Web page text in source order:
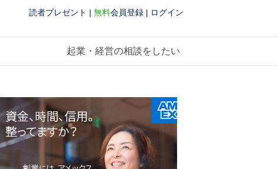
読者プレゼント | 無料会員登録 | ログイン
起業・経営の相談をしたい